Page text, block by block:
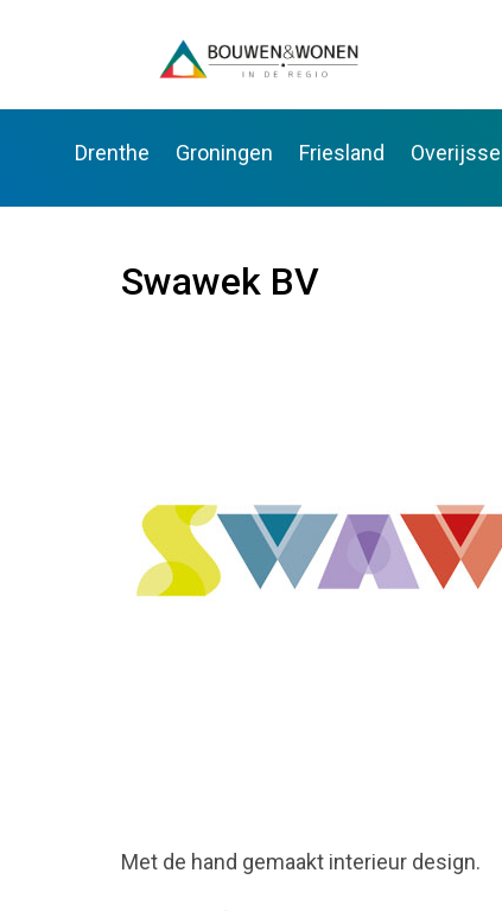
Drenthe Groningen Friesland Overijssel
Swawek BV
Met de hand gemaakt interieur design.